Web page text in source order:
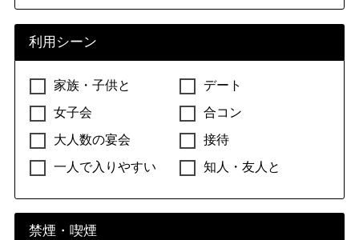
利用シーン
家族・子供と
デート
女子会
合コン
大人数の宴会
接待
一人で入りやすい
知人・友人と
禁煙・喫煙